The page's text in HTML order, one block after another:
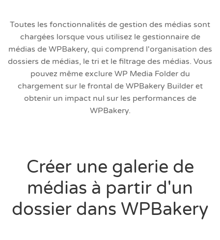
Toutes les fonctionnalités de gestion des médias sont
chargées lorsque vous utilisez le gestionnaire de
médias de WPBakery, qui comprend l'organisation des
dossiers de médias, le tri et le filtrage des médias. Vous
pouvez même exclure WP Media Folder du
chargement sur le frontal de WPBakery Builder et
obtenir un impact nul sur les performances de
WPBakery.
Créer une galerie de
médias à partir d'un
dossier dans WPBakery